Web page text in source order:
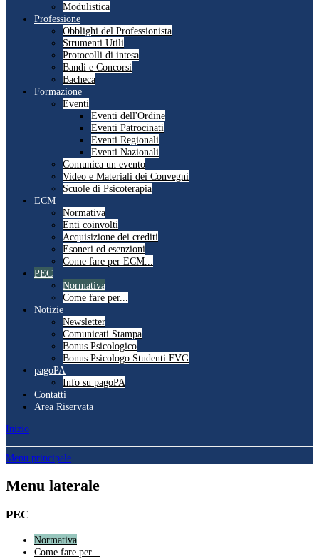
Modulistica
Professione
Obblighi del Professionista
Strumenti Utili
Protocolli di intesa
Bandi e Concorsi
Bacheca
Formazione
Eventi
Eventi dell'Ordine
Eventi Patrocinati
Eventi Regionali
Eventi Nazionali
Comunica un evento
Video e Materiali dei Convegni
Scuole di Psicoterapia
ECM
Normativa
Enti coinvolti
Acquisizione dei crediti
Esoneri ed esenzioni
Come fare per ECM...
PEC
Normativa
Come fare per...
Notizie
Newsletter
Comunicati Stampa
Bonus Psicologico
Bonus Psicologo Studenti FVG
pagoPA
Info su pagoPA
Contatti
Area Riservata
Inizio
Menu principale
Menu laterale
PEC
Normativa
Come fare per...